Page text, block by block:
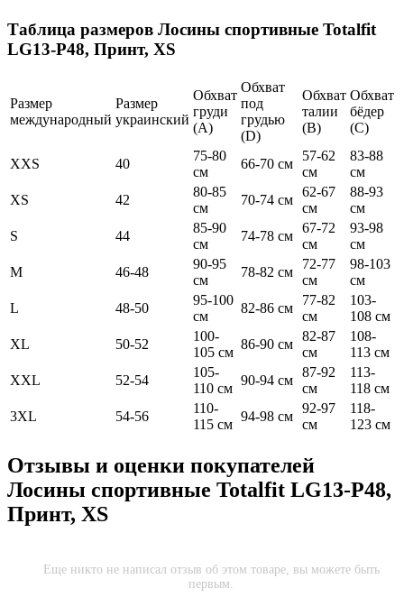
Таблица размеров Лосины спортивные Totalfit
LG13-P48, Принт, XS
Размер
международный
Размер
украинский
Обхват
груди
(А)
Обхват
под
грудью
(D)
Обхват
талии
(В)
Обхват
бёдер
(С)
XXS 40
75-80
см
66-70 см
57-62
см
83-88
см
XS
42
80-85
см
70-74 см
62-67
см
88-93
см
S
44
85-90
см
74-78 см
67-72
см
93-98
см
M
46-48
90-95
см
78-82 см
72-77
см
98-103
см
L
48-50
95-100
см
82-86 см
77-82
см
103-
108 см
XL
50-52
100-
105 см
86-90 см
82-87
см
108-
113 см
XXL
52-54
105-
110 см
90-94 см
87-92
см
113-
118 см
3XL
54-56
110-
115 см
94-98 см
92-97
см
118-
123 см
Отзывы и оценки покупателей
Лосины спортивные Totalfit LG13-P48,
Принт, XS
Еще никто не написал отзыв об этом товаре, вы можете быть
первым.